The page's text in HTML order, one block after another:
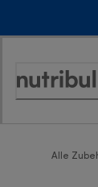
Erklärung
Alle